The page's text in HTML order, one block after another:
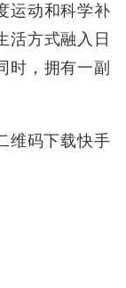
运动和科学补
活方式融入日
时，拥有一副
维码下载快手